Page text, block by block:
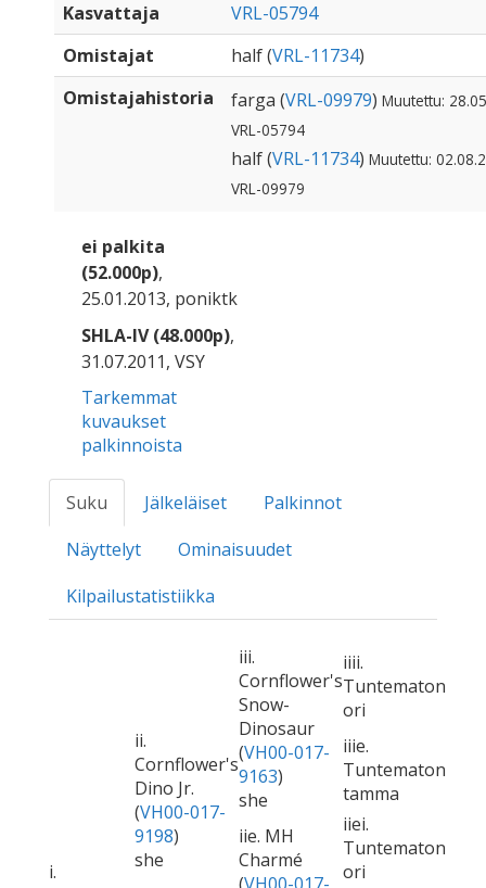
Kasvattaja
VRL-05794
Omistajat
half (VRL-11734)
Omistajahistoria
farga (VRL-09979) Muutettu:
VRL-05794
half (VRL-11734) Muutettu:
VRL-09979
ei palkita
(52.000p),
25.01.2013, poniktk
SHLA-IV (48.000p),
31.07.2011, VSY
Tarkemmat
kuvaukset
palkinnoista
Suku Jälkeläiset
Palkinnot
Näyttelyt
Ominaisuudet
Kilpailustatistiikka
i.
ii.
Cornflower's
Dino Jr.
(VH00-017-
9198)
she
iii.
Cornflower's
Snow-
Dinosaur
(VH00-017-
9163)
she
iiii.
Tuntematon
ori
iiie.
Tuntematon
tamma
iie. MH
Charmé
iiei.
Tuntematon
ori